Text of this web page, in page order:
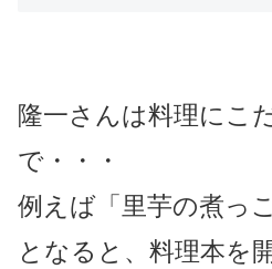
隆一さんは料理にこ
で・・・
例えば「里芋の煮っ
となると、料理本を